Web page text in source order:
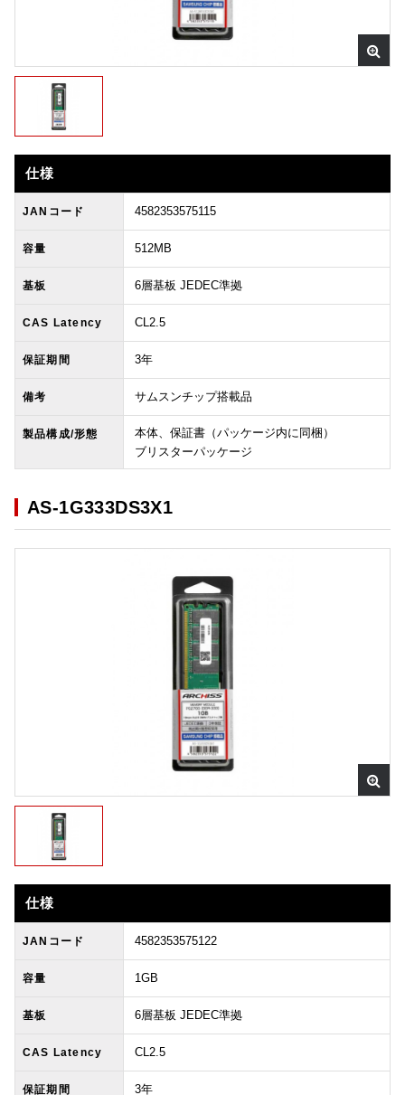
仕様
JANコード 4582353575115
容量 512MB
基板 6層基板 JEDEC準拠
CAS Latency CL2.5
保証期間 3年
備考 サムスンチップ搭載品
製品構成/形態
本体、保証書（パッケージ内に同梱）
ブリスターパッケージ
AS-1G333DS3X1
仕様
JANコード 4582353575122
容量 1GB
基板 6層基板 JEDEC準拠
CAS Latency CL2.5
保証期間 3年